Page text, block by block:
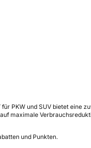
PKW und SUV bietet eine
maximale
und Punkten.